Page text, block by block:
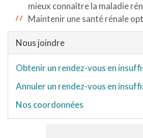
mieux connaître la maladie
Maintenir une santé rénale
Nous joindre
Obtenir un rendez-vous en
Annuler un rendez-vous en
Nos coordonnées